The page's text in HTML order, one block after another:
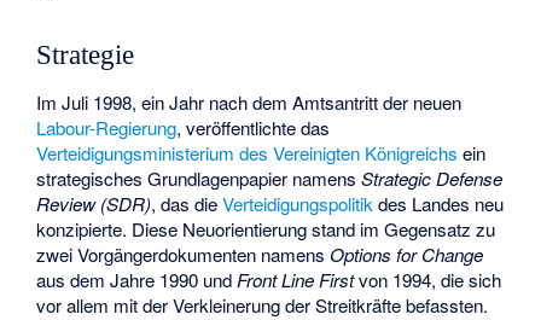
Strategie
Im Juli 1998, ein Jahr nach dem Amtsantritt der neuen
Labour-Regierung, veröffentlichte das
Verteidigungsministerium des Vereinigten Königreichs ein
strategisches Grundlagenpapier namensStrategic Defense
Review (SDR), das dieVerteidigungspolitik des Landes neu
konzipierte. Diese Neuorientierung stand im Gegensatz zu
zwei Vorgängerdokumenten namensOptions for Change
aus dem Jahre 1990 und Front Line Firstvon 1994, die sich
vor allem mit der Verkleinerung der Streitkräfte befassten.